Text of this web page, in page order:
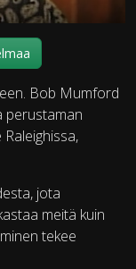
Bob Mumford
perustaman
jota
meitä kuin
tekee